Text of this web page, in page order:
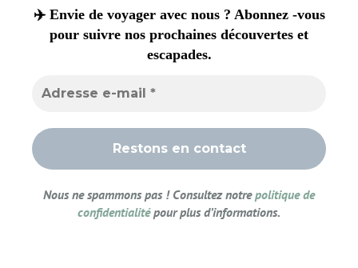
✈️ Envie de voyager avec nous ? Abonnez -vous
pour suivre nos prochaines découvertes et
escapades.
Nous ne spammons pas ! Consultez notrepolitique de
confidentialitépour plus d’informations.